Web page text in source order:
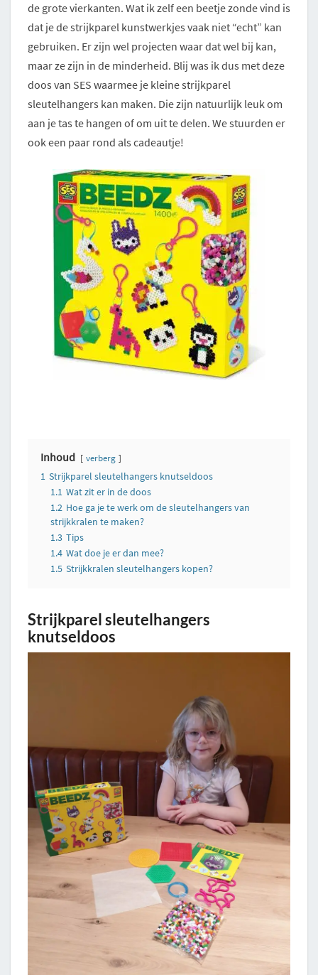
de grote vierkanten. Wat ik zelf een beetje zonde vind is
dat je de strijkparel kunstwerkjes vaak niet “echt” kan
gebruiken. Er zijn wel projecten waar dat wel bij kan,
maar ze zijn in de minderheid. Blij was ik dus met deze
doos van SES waarmee je kleine strijkparel
sleutelhangers kan maken. Die zijn natuurlijk leuk om
aan je tas te hangen of om uit te delen. We stuurden er
ook een paar rond als cadeautje!
Inhoud verberg
1 Strijkparel sleutelhangers knutseldoos
1.1 Wat zit er in de doos
1.2 Hoe ga je te werk om de sleutelhangers van
strijkkralen te maken?
1.3 Tips
1.4 Wat doe je er dan mee?
1.5 Strijkkralen sleutelhangers kopen?
Strijkparel sleutelhangers
knutseldoos